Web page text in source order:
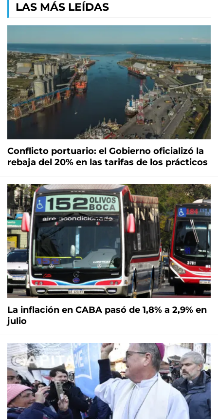
LAS MÁS LEÍDAS
Conflicto portuario: el Gobierno oficializó la
rebaja del 20% en las tarifas de los prácticos
La inflación en CABA pasó de 1,8% a 2,9% en
julio